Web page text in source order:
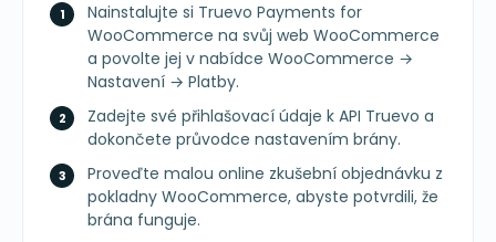
Nainstalujte si Truevo Payments for
WooCommerce na svůj web WooCommerce
a povolte jej v nabídce WooCommerce →
Nastavení → Platby.
Zadejte své přihlašovací údaje k API Truevo a
dokončete průvodce nastavením brány.
Proveďte malou online zkušební objednávku z
pokladny WooCommerce, abyste potvrdili, že
brána funguje.